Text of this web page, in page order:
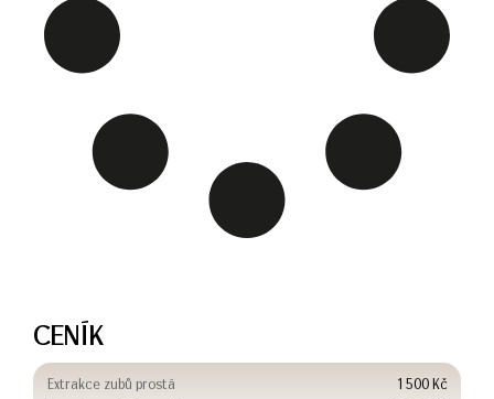
CENÍK
Extrakce zubů prostá
1 500 Kč